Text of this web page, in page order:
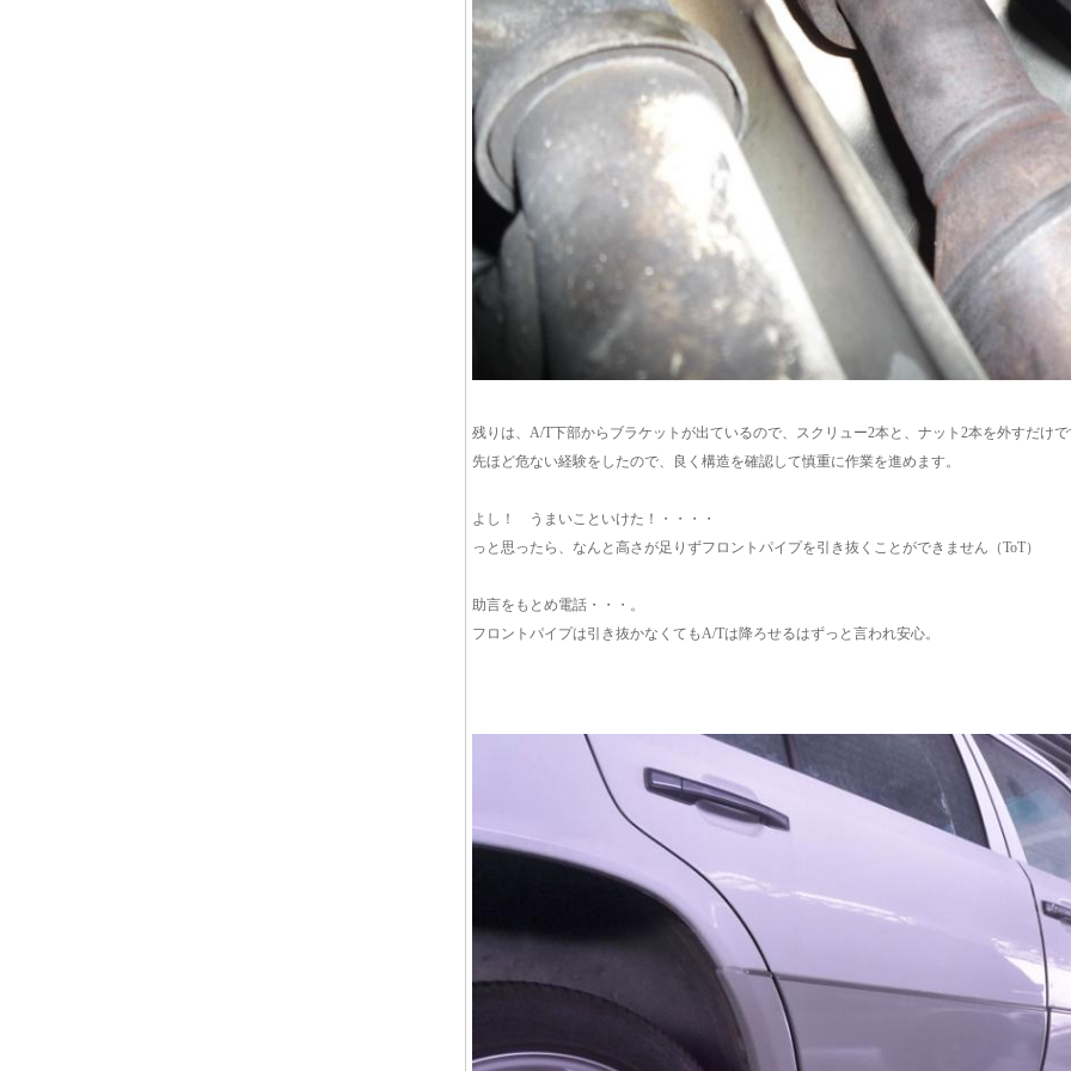
残りは、A/T下部からブラケットが出ているので、スクリュー2本と、ナット2本を外すだけで
先ほど危ない経験をしたので、良く構造を確認して慎重に作業を進めます。
よし！ うまいこといけた！・・・・
っと思ったら、なんと高さが足りずフロントパイプを引き抜くことができません（ToT）
助言をもとめ電話・・・。
フロントパイプは引き抜かなくてもA/Tは降ろせるはずっと言われ安心。